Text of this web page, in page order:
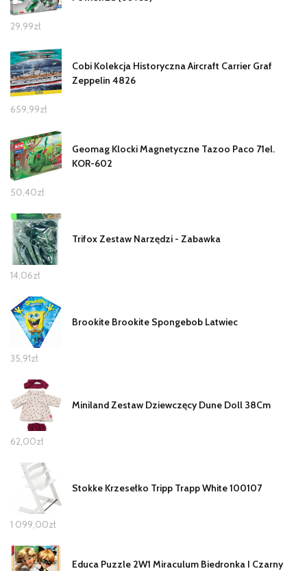
29,99zł
Cobi Kolekcja Historyczna Aircraft Carrier Graf
Zeppelin 4826
659,99zł
Geomag Klocki Magnetyczne Tazoo Paco 71el.
KOR-602
50,40zł
Trifox Zestaw Narzędzi - Zabawka
14,06zł
Brookite Brookite Spongebob Latwiec
35,91zł
Miniland Zestaw Dziewczęcy Dune Doll 38Cm
62,00zł
Stokke Krzesełko Tripp Trapp White 100107
1 099,00zł
Educa Puzzle 2W1 Miraculum Biedronka I Czarny